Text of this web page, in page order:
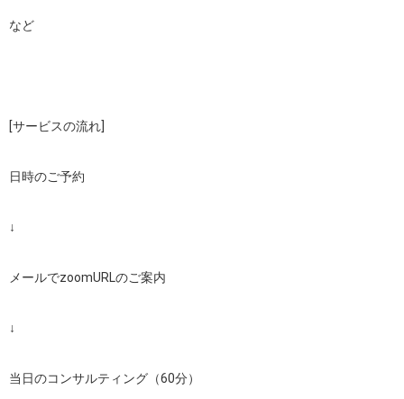
など
[サービスの流れ]
日時のご予約
↓
メールでzoomURLのご案内
↓
当日のコンサルティング（60分）